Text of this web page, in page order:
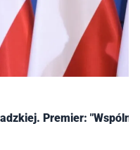
Premier: "Wspólnie